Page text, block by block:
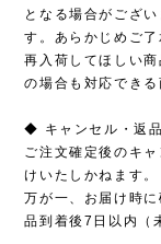
となる場合がござ
す。あらかじめご
再入荷してほしい
の場合も対応できる
◆ キャンセル・返
ご注文確定後のキ
けいたしかねます。
万が一、お届け時
品到着後7日以内（